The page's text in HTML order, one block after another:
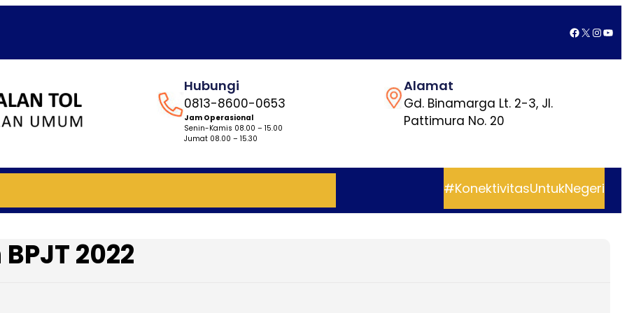
Facebook
X
Hubungi
0813-8600-0653
Jam Operasional
Senin-Kamis 08.00 – 15.00
Jumat 08.00 – 15.30
Alamat
Gd. Binamarga Lt. 2-3, Jl.
Pattimura No. 20
#KonektivitasUntukNegeri
2022